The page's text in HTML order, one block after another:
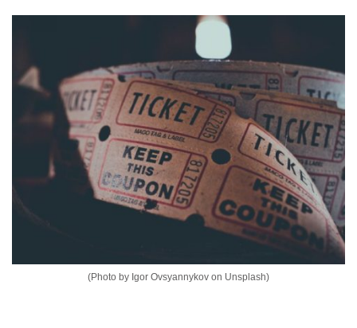
(Photo by Igor Ovsyannykov on Unsplash)